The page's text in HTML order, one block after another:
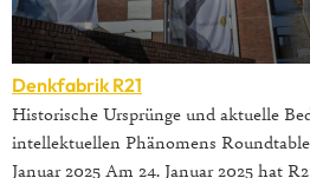
Denkfabrik R21
Historische Ursprünge und aktuelle
intellektuellen Phänomens
Januar 2025 Am 24. Januar 2025 hat